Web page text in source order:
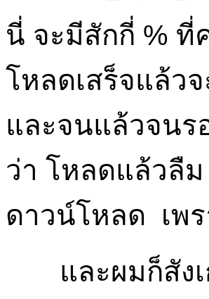
นี่ จะมีสักกี่ % ที่
โหลดเสร็จแล้ว
และจนแล้วจนร
ว่า โหลดแล้วลืม
ดาวน์โหลด เพ
และผมก็สังเก